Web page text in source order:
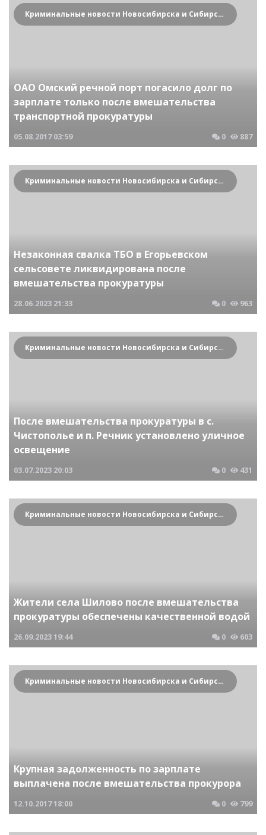
Криминальные новости Новосибирска и Сибирского региона
ОАО Омский речной порт погасило долг по
зарплате только после вмешательства
транспортной прокуратуры
05.08.2017 03:59 0 887
Криминальные новости Новосибирска и Сибирского региона
Незаконная свалка ТБО в Егорьевском
сельсовете ликвидирована после
вмешательства прокуратуры
28.06.2023 21:33 0 963
Криминальные новости Новосибирска и Сибирского региона
После вмешательства прокуратуры в с.
Чистополье и п. Речник установлено уличное
освещение
03.07.2023 20:03 0 431
Криминальные новости Новосибирска и Сибирского региона
Жители села Шилово после вмешательства
прокуратуры обеспечены качественной водой
26.09.202319:44 0 603
Криминальные новости Новосибирска и Сибирского региона
Крупная задолженность по зарплате
выплачена после вмешательства прокурора
12.10.201718:00 0 799